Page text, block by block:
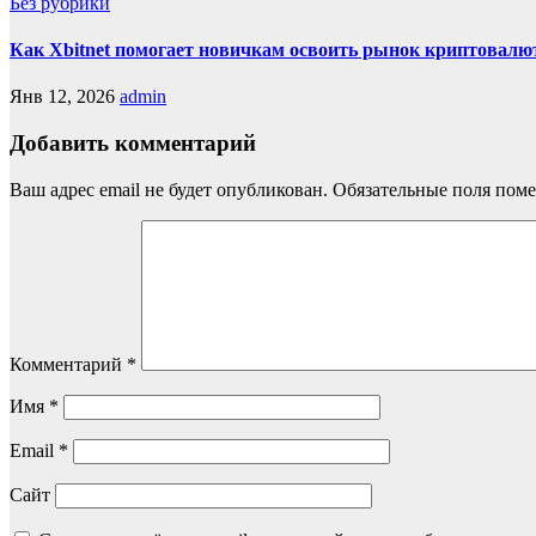
Как Xbitnet помогает новичкам освоить рынок
Янв 12, 2026 admin
Добавить комментарий
Ваш адрес email не будет опубликован. Обязательные поля
Комментарий *
Имя *
Email *
Сайт